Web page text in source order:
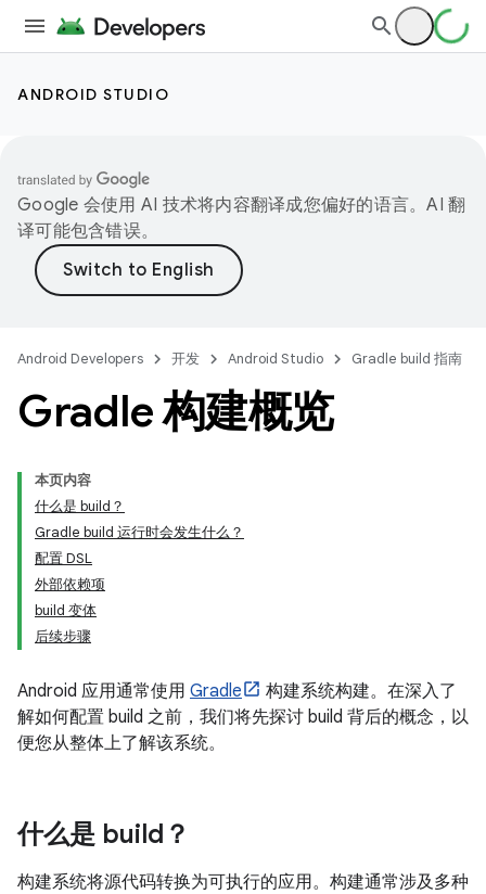
ANDROID STUDIO
Google 会使用 AI 技术将内容翻译成您偏好的语言。AI 翻
译可能包含错误。
Android Developers 开发 Android Studio Gradle build 指南
Gradle 构建概览
本页内容
什么是 build？
Gradle build 运行时会发生什么？
配置 DSL
外部依赖项
build 变体
后续步骤
Android 应用通常使用 Gradle
构建系统构建。在深入了
解如何配置 build 之前，我们将先探讨 build 背后的概念，以
便您从整体上了解该系统。
什么是 build？
构建系统将源代码转换为可执行的应用。构建通常涉及多种